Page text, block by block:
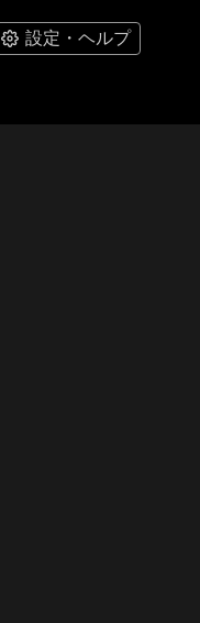
設定・ヘルプ